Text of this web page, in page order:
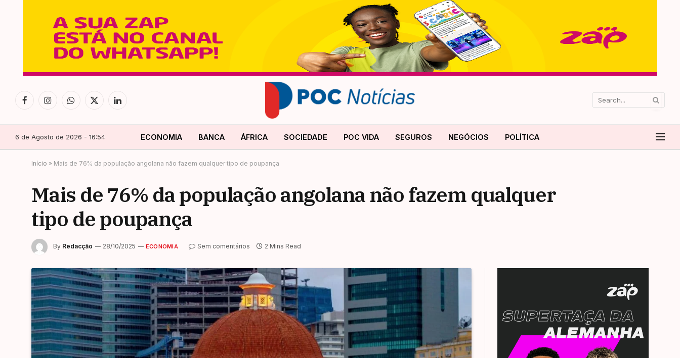
FacebookInstagramWhatsApp
X
LinkedIn
6 de Agosto de 2026 - 16:54 ECONOMIA BANCA ÁFRICA SOCIEDADE POC VIDA SEGUROS NEGÓCIOS POLÍTICA
Início » Mais de 76% da população angolana não fazem qualquer tipo de poupança
Mais de 76% da população angolana não fazem qualquer
tipo de poupança
By Redacção 28/10/2025 ECONOMIA Sem comentários 2 Mins Read